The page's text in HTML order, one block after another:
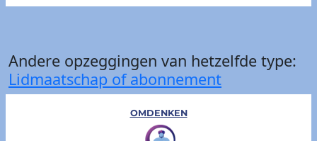
Andere opzeggingen van hetzelfde type:
Lidmaatschap of abonnement
OMDENKEN